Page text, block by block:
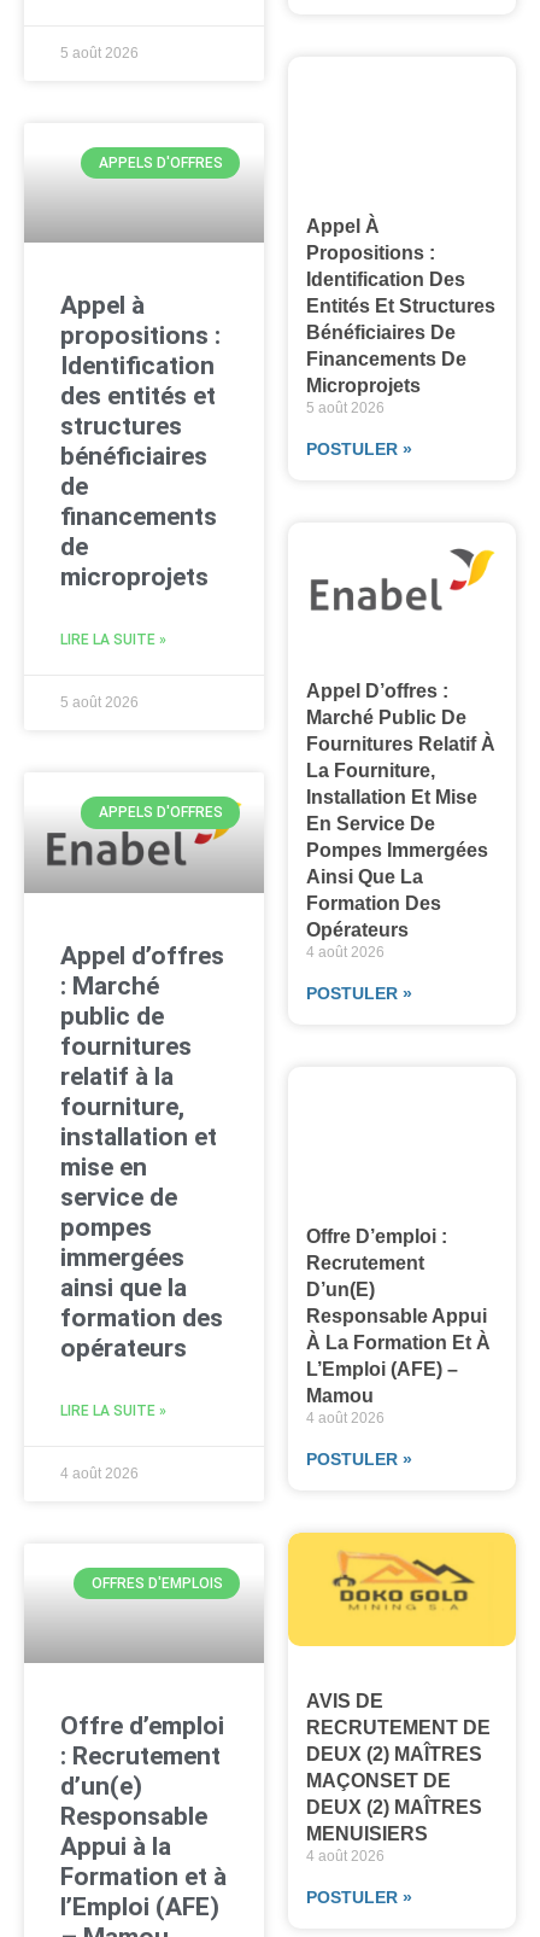
5 août 2026
APPELS D'OFFRES
Appel à
propositions :
Identification
des entités et
structures
bénéficiaires
de
financements
de
microprojets
LIRE LA SUITE »
5 août 2026
APPELS D'OFFRES
Appel d’offres
: Marché
public de
fournitures
relatif à la
fourniture,
installation et
mise en
service de
pompes
immergées
ainsi que la
formation des
opérateurs
LIRE LA SUITE »
4 août 2026
OFFRES D'EMPLOIS
Offre d’emploi
: Recrutement
d’un(e)
Responsable
Appui à la
Formation et à
l’Emploi (AFE)
Appel À
Propositions :
Identification Des
Entités Et Structures
Bénéficiaires De
Financements De
Microprojets
5 août 2026
POSTULER »
Appel D’offres :
Marché Public De
Fournitures Relatif À
La Fourniture,
Installation Et Mise
En Service De
Pompes Immergées
Ainsi Que La
Formation Des
Opérateurs
4 août 2026
POSTULER »
Offre D’emploi :
Recrutement
D’un(e)
Responsable Appui
À La Formation Et À
L’Emploi (AFE) –
Mamou
4 août 2026
POSTULER »
AVIS DE
RECRUTEMENT DE
DEUX (2) MAÎTRES
MAÇONSET DE
DEUX (2) MAÎTRES
MENUISIERS
4 août 2026
POSTULER »